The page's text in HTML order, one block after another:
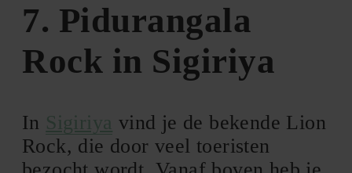
7. Pidurangala
Rock in Sigiriya
In Sigiriya vind je de bekende Lion
Rock, die door veel toeristen